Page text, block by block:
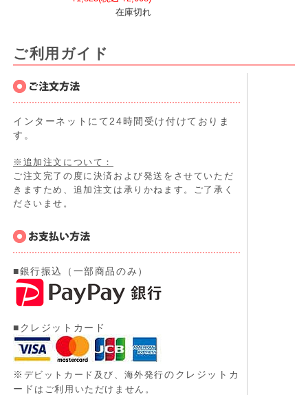
在庫切れ
ご利用ガイド
インターネットにて24時間受け付けておりま
す。
※追加注文について：
ご注文完了の度に決済および発送をさせていただ
きますため、追加注文は承りかねます。ご了承く
ださいませ。
■銀行振込（一部商品のみ）
■クレジットカード
※ デビットカード及び、 海外発行のクレジットカ
ード はご利用いただけません。